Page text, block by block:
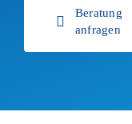
Beratung
anfragen